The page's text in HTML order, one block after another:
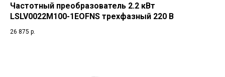
Частотный преобразователь 2.2 кВт
LSLV0022M100-1EOFNS трехфазный 220 В
26 875 р.